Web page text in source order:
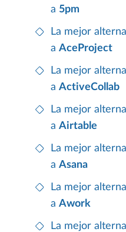
a 5pm
La mejor
a AceProject
La mejor
a ActiveCollab
La mejor
a Airtable
La mejor
a Asana
La mejor
a Awork
La mejor